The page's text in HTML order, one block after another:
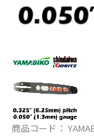
商品コード：